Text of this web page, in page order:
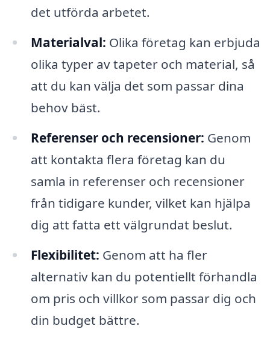
det utförda arbetet.
Materialval: Olika företag kan erbjuda
olika typer av tapeter och material, så
att du kan välja det som passar dina
behov bäst.
Referenser och recensioner: Genom
att kontakta flera företag kan du
samla in referenser och recensioner
från tidigare kunder, vilket kan hjälpa
dig att fatta ett välgrundat beslut.
Flexibilitet: Genom att ha fler
alternativ kan du potentiellt förhandla
om pris och villkor som passar dig och
din budget bättre.